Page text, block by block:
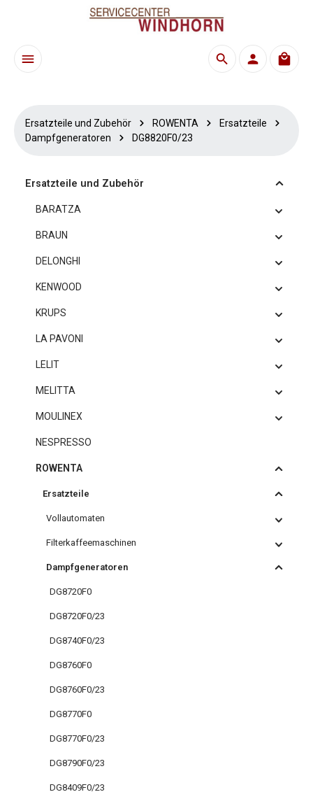
Zum Hauptinhalt springen
Ersatzteile und Zubehör ROWENTA
Ersatzteile
Dampfgeneratoren
DG8820F0/23
Ersatzteile und Zubehör
BARATZA
BRAUN
DELONGHI
KENWOOD
KRUPS
LA PAVONI
LELIT
MELITTA
MOULINEX
NESPRESSO
ROWENTA
Ersatzteile
Vollautomaten
Filterkaffeemaschinen
Dampfgeneratoren
DG8720F0
DG8720F0/23
DG8740F0/23
DG8760F0
DG8760F0/23
DG8770F0
DG8770F0/23
DG8790F0/23
DG8409F0/23